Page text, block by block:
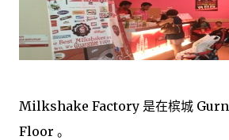
Milkshake Factory 是在槟城
Floor 。